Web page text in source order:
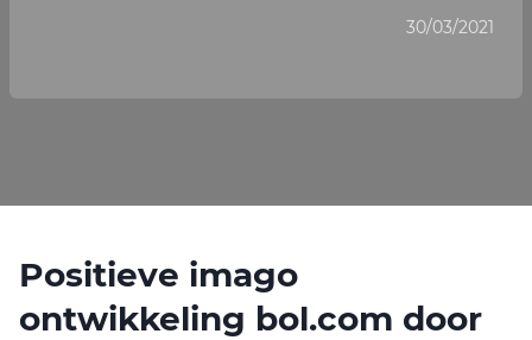
30/03/2021
Positieve imago
ontwikkeling bol.com door